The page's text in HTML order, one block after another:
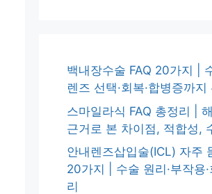
백내장수술 FAQ 20가지 |
렌즈 선택·회복·합병증까지
스마일라식 FAQ 총정리 |
근거로 본 차이점, 적합성,
안내렌즈삽입술(ICL) 자주
20가지 | 수술 원리·부작용
리